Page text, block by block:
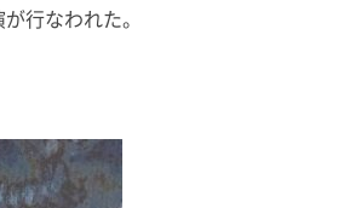
行なわれた。